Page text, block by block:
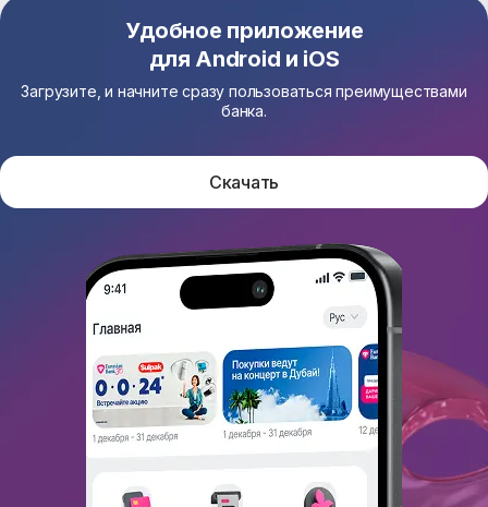
Удобное приложение
для Android и iOS
Загрузите, и начните сразу пользоваться преимуществами
банка.
Скачать